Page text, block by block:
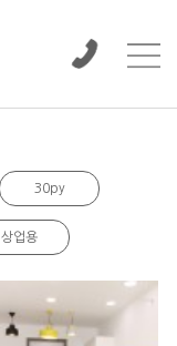
30py
상업용